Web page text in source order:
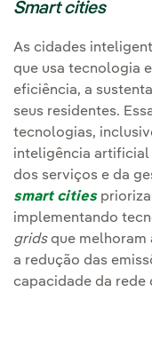
Smart cities
As cidades
que usa tecnologia
eficiência, a
seus residentes.
tecnologias,
inteligência artificial
dos serviços e da
smart cities
implementando
gridsque melhoram
a redução das
capacidade da rede